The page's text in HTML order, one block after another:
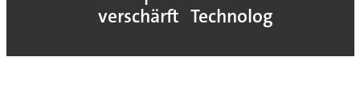
verschärft Technologie